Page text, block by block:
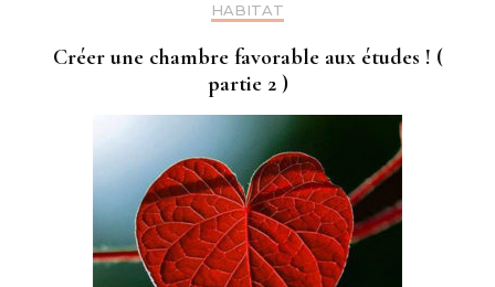
HABITAT
Créer une chambre favorable aux études ! (
partie 2 )